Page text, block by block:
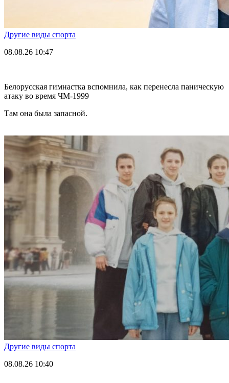
Другие виды спорта
08.08.26 10:47
Белорусская гимнастка вспомнила, как перенесла паническую
атаку во время ЧМ-1999
Там она была запасной.
Другие виды спорта
08.08.26 10:40